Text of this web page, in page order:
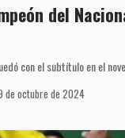
del
con el subtítulo en el
de octubre de 2024